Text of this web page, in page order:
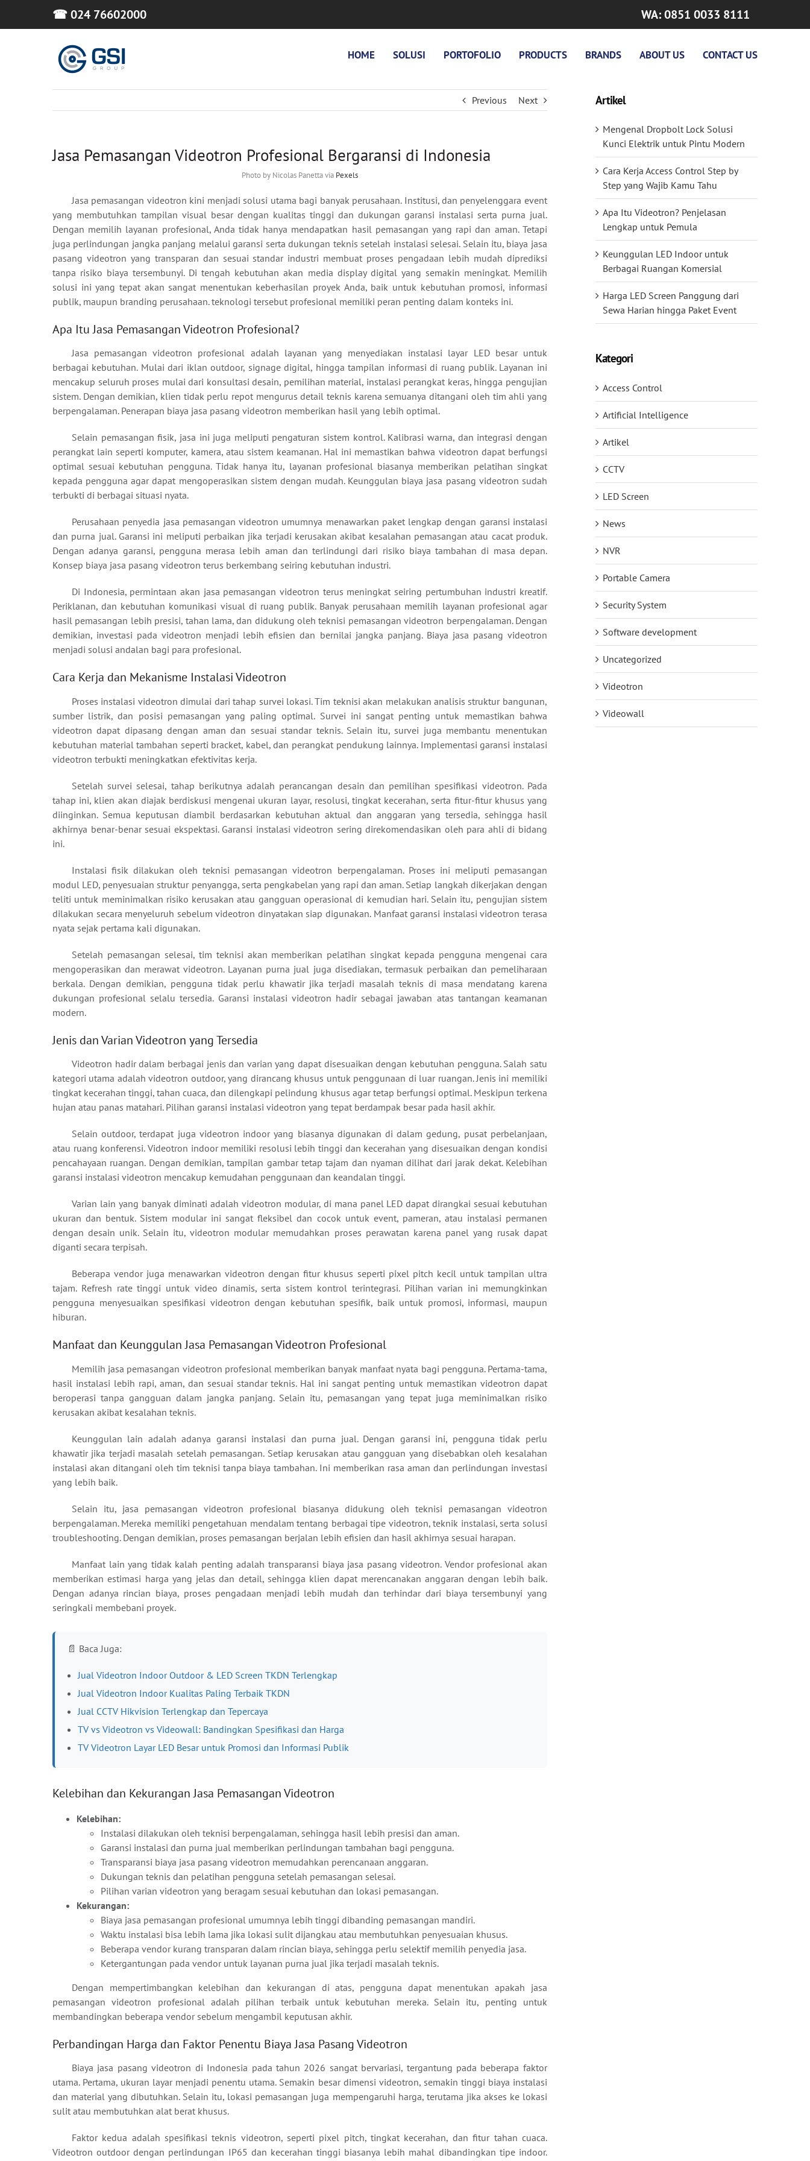
☎ 024 76602000 WA: 0851 0033 8111
HOME SOLUSI PORTOFOLIO PRODUCTS BRANDS ABOUT US CONTACT US
Previous Next
Jasa Pemasangan Videotron Profesional Bergaransi di Indonesia
Photo by Nicolas Panetta via Pexels
Jasa pemasangan videotron kini menjadi solusi utama bagi banyak perusahaan. Institusi, dan penyelenggara event
yang membutuhkan tampilan visual besar dengan kualitas tinggi dan dukungan garansi instalasi serta purna jual.
Dengan memilih layanan profesional, Anda tidak hanya mendapatkan hasil pemasangan yang rapi dan aman. Tetapi
juga perlindungan jangka panjang melalui garansi serta dukungan teknis setelah instalasi selesai. Selain itu, biaya jasa
pasang videotron yang transparan dan sesuai standar industri membuat proses pengadaan lebih mudah diprediksi
tanpa risiko biaya tersembunyi. Di tengah kebutuhan akan media display digital yang semakin meningkat. Memilih
solusi ini yang tepat akan sangat menentukan keberhasilan proyek Anda, baik untuk kebutuhan promosi, informasi
publik, maupun branding perusahaan. teknologi tersebut profesional memiliki peran penting dalam konteks ini.
Apa Itu Jasa Pemasangan Videotron Profesional?
Jasa pemasangan videotron profesional adalah layanan yang menyediakan instalasi layar LED besar untuk
berbagai kebutuhan. Mulai dari iklan outdoor, signage digital, hingga tampilan informasi di ruang publik. Layanan ini
mencakup seluruh proses mulai dari konsultasi desain, pemilihan material, instalasi perangkat keras, hingga pengujian
sistem. Dengan demikian, klien tidak perlu repot mengurus detail teknis karena semuanya ditangani oleh tim ahli yang
berpengalaman. Penerapan biaya jasa pasang videotron memberikan hasil yang lebih optimal.
Selain pemasangan fisik, jasa ini juga meliputi pengaturan sistem kontrol. Kalibrasi warna, dan integrasi dengan
perangkat lain seperti komputer, kamera, atau sistem keamanan. Hal ini memastikan bahwa videotron dapat berfungsi
optimal sesuai kebutuhan pengguna. Tidak hanya itu, layanan profesional biasanya memberikan pelatihan singkat
kepada pengguna agar dapat mengoperasikan sistem dengan mudah. Keunggulan biaya jasa pasang videotron sudah
terbukti di berbagai situasi nyata.
Perusahaan penyedia jasa pemasangan videotron umumnya menawarkan paket lengkap dengan garansi instalasi
dan purna jual. Garansi ini meliputi perbaikan jika terjadi kerusakan akibat kesalahan pemasangan atau cacat produk.
Dengan adanya garansi, pengguna merasa lebih aman dan terlindungi dari risiko biaya tambahan di masa depan.
Konsep biaya jasa pasang videotron terus berkembang seiring kebutuhan industri.
Di Indonesia, permintaan akan jasa pemasangan videotron terus meningkat seiring pertumbuhan industri kreatif.
Periklanan, dan kebutuhan komunikasi visual di ruang publik. Banyak perusahaan memilih layanan profesional agar
hasil pemasangan lebih presisi, tahan lama, dan didukung oleh teknisi pemasangan videotron berpengalaman. Dengan
demikian, investasi pada videotron menjadi lebih efisien dan bernilai jangka panjang. Biaya jasa pasang videotron
menjadi solusi andalan bagi para profesional.
Cara Kerja dan Mekanisme Instalasi Videotron
Proses instalasi videotron dimulai dari tahap survei lokasi. Tim teknisi akan melakukan analisis struktur bangunan,
sumber listrik, dan posisi pemasangan yang paling optimal. Survei ini sangat penting untuk memastikan bahwa
videotron dapat dipasang dengan aman dan sesuai standar teknis. Selain itu, survei juga membantu menentukan
kebutuhan material tambahan seperti bracket, kabel, dan perangkat pendukung lainnya. Implementasi garansi instalasi
videotron terbukti meningkatkan efektivitas kerja.
Setelah survei selesai, tahap berikutnya adalah perancangan desain dan pemilihan spesifikasi videotron. Pada
tahap ini, klien akan diajak berdiskusi mengenai ukuran layar, resolusi, tingkat kecerahan, serta fitur-fitur khusus yang
diinginkan. Semua keputusan diambil berdasarkan kebutuhan aktual dan anggaran yang tersedia, sehingga hasil
akhirnya benar-benar sesuai ekspektasi. Garansi instalasi videotron sering direkomendasikan oleh para ahli di bidang
ini.
Instalasi fisik dilakukan oleh teknisi pemasangan videotron berpengalaman. Proses ini meliputi pemasangan
modul LED, penyesuaian struktur penyangga, serta pengkabelan yang rapi dan aman. Setiap langkah dikerjakan dengan
teliti untuk meminimalkan risiko kerusakan atau gangguan operasional di kemudian hari. Selain itu, pengujian sistem
dilakukan secara menyeluruh sebelum videotron dinyatakan siap digunakan. Manfaat garansi instalasi videotron terasa
nyata sejak pertama kali digunakan.
Setelah pemasangan selesai, tim teknisi akan memberikan pelatihan singkat kepada pengguna mengenai cara
mengoperasikan dan merawat videotron. Layanan purna jual juga disediakan, termasuk perbaikan dan pemeliharaan
berkala. Dengan demikian, pengguna tidak perlu khawatir jika terjadi masalah teknis di masa mendatang karena
dukungan profesional selalu tersedia. Garansi instalasi videotron hadir sebagai jawaban atas tantangan keamanan
modern.
Jenis dan Varian Videotron yang Tersedia
Videotron hadir dalam berbagai jenis dan varian yang dapat disesuaikan dengan kebutuhan pengguna. Salah satu
kategori utama adalah videotron outdoor, yang dirancang khusus untuk penggunaan di luar ruangan. Jenis ini memiliki
tingkat kecerahan tinggi, tahan cuaca, dan dilengkapi pelindung khusus agar tetap berfungsi optimal. Meskipun terkena
hujan atau panas matahari. Pilihan garansi instalasi videotron yang tepat berdampak besar pada hasil akhir.
Selain outdoor, terdapat juga videotron indoor yang biasanya digunakan di dalam gedung, pusat perbelanjaan,
atau ruang konferensi. Videotron indoor memiliki resolusi lebih tinggi dan kecerahan yang disesuaikan dengan kondisi
pencahayaan ruangan. Dengan demikian, tampilan gambar tetap tajam dan nyaman dilihat dari jarak dekat. Kelebihan
garansi instalasi videotron mencakup kemudahan penggunaan dan keandalan tinggi.
Varian lain yang banyak diminati adalah videotron modular, di mana panel LED dapat dirangkai sesuai kebutuhan
ukuran dan bentuk. Sistem modular ini sangat fleksibel dan cocok untuk event, pameran, atau instalasi permanen
dengan desain unik. Selain itu, videotron modular memudahkan proses perawatan karena panel yang rusak dapat
diganti secara terpisah.
Beberapa vendor juga menawarkan videotron dengan fitur khusus seperti pixel pitch kecil untuk tampilan ultra
tajam. Refresh rate tinggi untuk video dinamis, serta sistem kontrol terintegrasi. Pilihan varian ini memungkinkan
pengguna menyesuaikan spesifikasi videotron dengan kebutuhan spesifik, baik untuk promosi, informasi, maupun
hiburan.
Manfaat dan Keunggulan Jasa Pemasangan Videotron Profesional
Memilih jasa pemasangan videotron profesional memberikan banyak manfaat nyata bagi pengguna. Pertama-tama,
hasil instalasi lebih rapi, aman, dan sesuai standar teknis. Hal ini sangat penting untuk memastikan videotron dapat
beroperasi tanpa gangguan dalam jangka panjang. Selain itu, pemasangan yang tepat juga meminimalkan risiko
kerusakan akibat kesalahan teknis.
Keunggulan lain adalah adanya garansi instalasi dan purna jual. Dengan garansi ini, pengguna tidak perlu
khawatir jika terjadi masalah setelah pemasangan. Setiap kerusakan atau gangguan yang disebabkan oleh kesalahan
instalasi akan ditangani oleh tim teknisi tanpa biaya tambahan. Ini memberikan rasa aman dan perlindungan investasi
yang lebih baik.
Selain itu, jasa pemasangan videotron profesional biasanya didukung oleh teknisi pemasangan videotron
berpengalaman. Mereka memiliki pengetahuan mendalam tentang berbagai tipe videotron, teknik instalasi, serta solusi
troubleshooting. Dengan demikian, proses pemasangan berjalan lebih efisien dan hasil akhirnya sesuai harapan.
Manfaat lain yang tidak kalah penting adalah transparansi biaya jasa pasang videotron. Vendor profesional akan
memberikan estimasi harga yang jelas dan detail, sehingga klien dapat merencanakan anggaran dengan lebih baik.
Dengan adanya rincian biaya, proses pengadaan menjadi lebih mudah dan terhindar dari biaya tersembunyi yang
seringkali membebani proyek.
📄 Baca Juga:
Jual Videotron Indoor Outdoor & LED Screen TKDN Terlengkap
Jual Videotron Indoor Kualitas Paling Terbaik TKDN
Jual CCTV Hikvision Terlengkap dan Tepercaya
TV vs Videotron vs Videowall: Bandingkan Spesifikasi dan Harga
TV Videotron Layar LED Besar untuk Promosi dan Informasi Publik
Kelebihan dan Kekurangan Jasa Pemasangan Videotron
Kelebihan:
Instalasi dilakukan oleh teknisi berpengalaman, sehingga hasil lebih presisi dan aman.
Garansi instalasi dan purna jual memberikan perlindungan tambahan bagi pengguna.
Transparansi biaya jasa pasang videotron memudahkan perencanaan anggaran.
Dukungan teknis dan pelatihan pengguna setelah pemasangan selesai.
Pilihan varian videotron yang beragam sesuai kebutuhan dan lokasi pemasangan.
Kekurangan:
Biaya jasa pemasangan profesional umumnya lebih tinggi dibanding pemasangan mandiri.
Waktu instalasi bisa lebih lama jika lokasi sulit dijangkau atau membutuhkan penyesuaian khusus.
Beberapa vendor kurang transparan dalam rincian biaya, sehingga perlu selektif memilih penyedia jasa.
Ketergantungan pada vendor untuk layanan purna jual jika terjadi masalah teknis.
Dengan mempertimbangkan kelebihan dan kekurangan di atas, pengguna dapat menentukan apakah jasa
pemasangan videotron profesional adalah pilihan terbaik untuk kebutuhan mereka. Selain itu, penting untuk
membandingkan beberapa vendor sebelum mengambil keputusan akhir.
Perbandingan Harga dan Faktor Penentu Biaya Jasa Pasang Videotron
Biaya jasa pasang videotron di Indonesia pada tahun 2026 sangat bervariasi, tergantung pada beberapa faktor
utama. Pertama, ukuran layar menjadi penentu utama. Semakin besar dimensi videotron, semakin tinggi biaya instalasi
dan material yang dibutuhkan. Selain itu, lokasi pemasangan juga mempengaruhi harga, terutama jika akses ke lokasi
sulit atau membutuhkan alat berat khusus.
Faktor kedua adalah spesifikasi teknis videotron, seperti pixel pitch, tingkat kecerahan, dan fitur tahan cuaca.
Videotron outdoor dengan perlindungan IP65 dan kecerahan tinggi biasanya lebih mahal dibandingkan tipe indoor.
Artikel
Mengenal Dropbolt Lock Solusi
Kunci Elektrik untuk Pintu Modern
Cara Kerja Access Control Step by
Step yang Wajib Kamu Tahu
Apa Itu Videotron? Penjelasan
Lengkap untuk Pemula
Keunggulan LED Indoor untuk
Berbagai Ruangan Komersial
Harga LED Screen Panggung dari
Sewa Harian hingga Paket Event
Kategori
Access Control
Artificial Intelligence
Artikel
CCTV
LED Screen
News
NVR
Portable Camera
Security System
Software development
Uncategorized
Videotron
Videowall